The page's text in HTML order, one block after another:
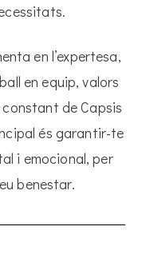
en l’expertesa,
en equip, valors
de Capsis
és garantir-te
i emocional, per
benestar.